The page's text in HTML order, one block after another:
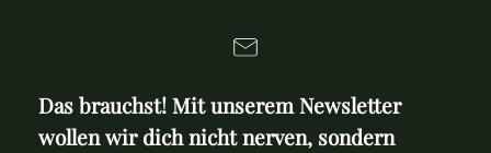
Das brauchst! Mit unserem Newsletter
wollen wir dich nicht nerven, sondern